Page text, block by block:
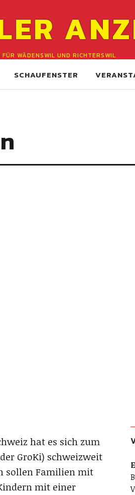
WÄDENSWIL UND RICHTERSWIL
SCHAUFENSTER
hat es sich zum
GroKi) schweizweit
sollen Familien mit
mit einer